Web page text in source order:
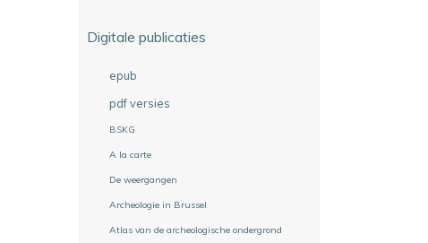
Digitale publicaties
epub
pdf versies
BSKG
A la carte
De weergangen
Archeologie in Brussel
Atlas van de archeologische ondergrond